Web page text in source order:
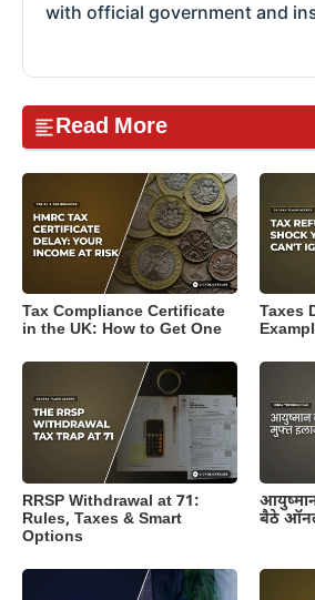
with official government and
Read More
Tax Compliance Certificate
in the UK: How to Get One
Taxes
RRSP Withdrawal at 71:
Rules, Taxes & Smart
Options
आयुष्मान
बैठे